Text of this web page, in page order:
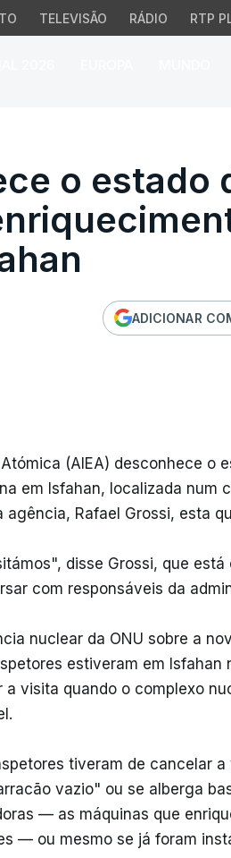
TELEVISÃO RÁDIO RTP
o estado
o estado
ADICIONAR
(AIEA) desconhece o
em Isfahan, localizada num
Rafael Grossi, esta
disse Grossi, que está
com responsáveis da
nuclear da ONU sobre a
estiveram em Isfahan
visita quando o complexo
tiveram de cancelar
vazio" ou se alberga
— as máquinas que
— ou mesmo se já foram